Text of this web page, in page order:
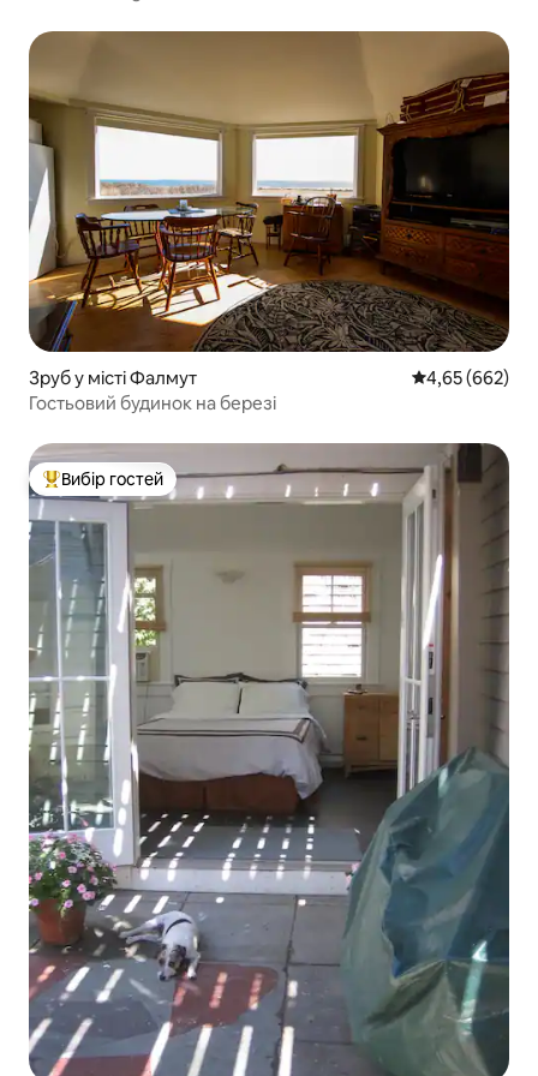
Зруб у місті Фалмут Середня
4,65 (662)
Гостьовий будинок на березі
Топ вибір гостей
Вибір гостей